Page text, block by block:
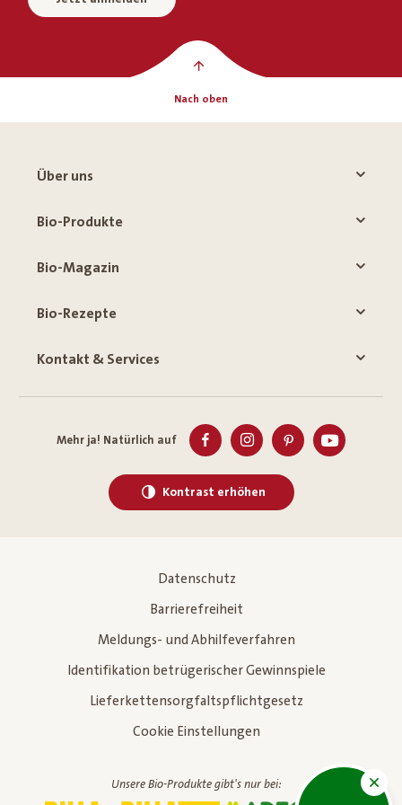
Nach oben
Über uns
Bio-Produkte
Bio-Magazin
Bio-Rezepte
Kontakt & Services
Mehr ja! Natürlich auf
Kontrast erhöhen
Datenschutz
Barrierefreiheit
Meldungs- und Abhilfeverfahren
Identifikation betrügerischer Gewinnspiele
Lieferkettensorgfaltspflichtgesetz
Cookie Einstellungen
Unsere Bio-Produkte gibt's nur bei: